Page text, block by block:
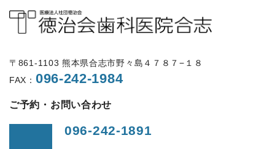
〒861-1103 熊本県合志市野々島４７８７−１８
FAX： 096-242-1984
ご予約・お問い合わせ
096-242-1891